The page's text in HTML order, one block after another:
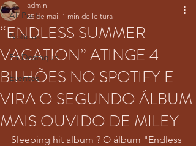
All Posts
Notícias
Fã-Destaque
Eventos
“ENDLESS SUMMER
VACATION” ATINGE 4
BILHÕES NO SPOTIFY E
VIRA O SEGUNDO ÁLBUM
MAIS OUVIDO DE MILEY
admin
25 de mai. 1 min de leitura
Sleeping hit album ? O álbum "Endless